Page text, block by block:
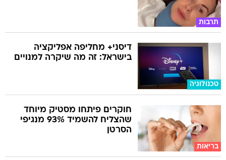
תרבות
טכנולוגיה
דיסני+ מחליפה אפליקציה
בישראל: זה מה שיקרה למנויים
בריאות
חוקרים פיתחו מסטיק מיוחד
שהצליח להשמיד 93% מנגיפי
הסרטן